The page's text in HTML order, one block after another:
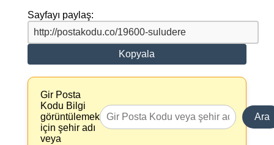
Sayfayı paylaş:
Kopyala
Gir Posta
Kodu Bilgi
görüntülemek
için şehir adı
veya
Ara